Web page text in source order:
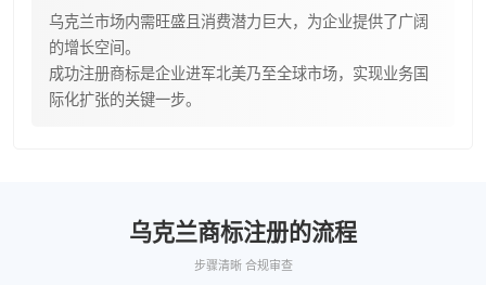
乌克兰市场内需旺盛且消费潜力巨大，为企业提供了广阔
的增长空间。
成功注册商标是企业进军北美乃至全球市场，实现业务国
际化扩张的关键一步。
乌克兰商标注册的流程
步骤清晰 合规审查